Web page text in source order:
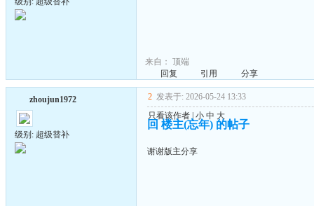
来自： 顶端
回复
引用 分享
zhoujun1972
级别: 超级替补
2 发表于: 2026-05-24 13:33
只看该作者| 小 中 大
回 楼主(忘年) 的帖子
谢谢版主分享